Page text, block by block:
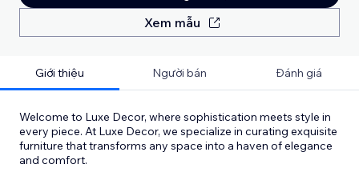
Xem mẫu
Giới thiệu Người bán Đánh giá
Welcome to Luxe Decor, where sophistication meets style in
every piece. At Luxe Decor, we specialize in curating exquisite
furniture that transforms any space into a haven of elegance
and comfort.